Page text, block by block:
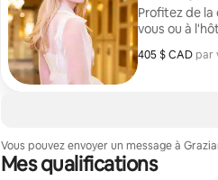
Profitez de
vous ou à l'hôtel. En cas de surréservation, le maquillage
maquilleur,
mêmes
405 $ CAD par
405 $ CAD par
,
Vous pouvez envoyer un message à
Mes qualifications